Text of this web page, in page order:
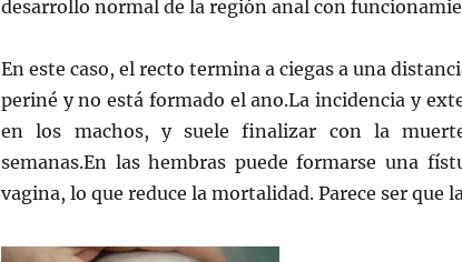
desarrollo normal de la región anal con
En este caso, el recto termina a ciegas a una
periné y no está formado el ano.La incidencia y
en los machos, y suele finalizar con la
semanas.En las hembras puede formarse una
vagina, lo que reduce la mortalidad. Parece ser que